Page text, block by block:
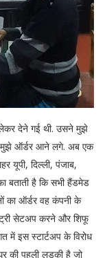
लेकर देने गई थी. उसने मुझे
मुझे ऑर्डर आने लगे. अब एक
यूपी, दिल्ली, पंजाब,
बताती है कि सभी हैंडमेड
का ऑर्डर वह कंपनी के
सेटअप करने और शिफू
में इस स्टार्टअप के विरोध
की पहली लड़की है जो